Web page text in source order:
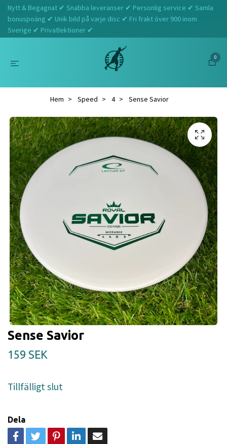
Nytt & Begagnat ✔ Snabba leveranser ✔ Personlig service ✔ Samla
bonuspoäng ✔ Unik bild på varje disc ✔ Fri frakt över 900 inom
Sverige ✔ Privatlektioner ✔
0
Hem Speed 4 Sense Savior
Sense Savior
159 SEK
Tillfälligt slut
Dela